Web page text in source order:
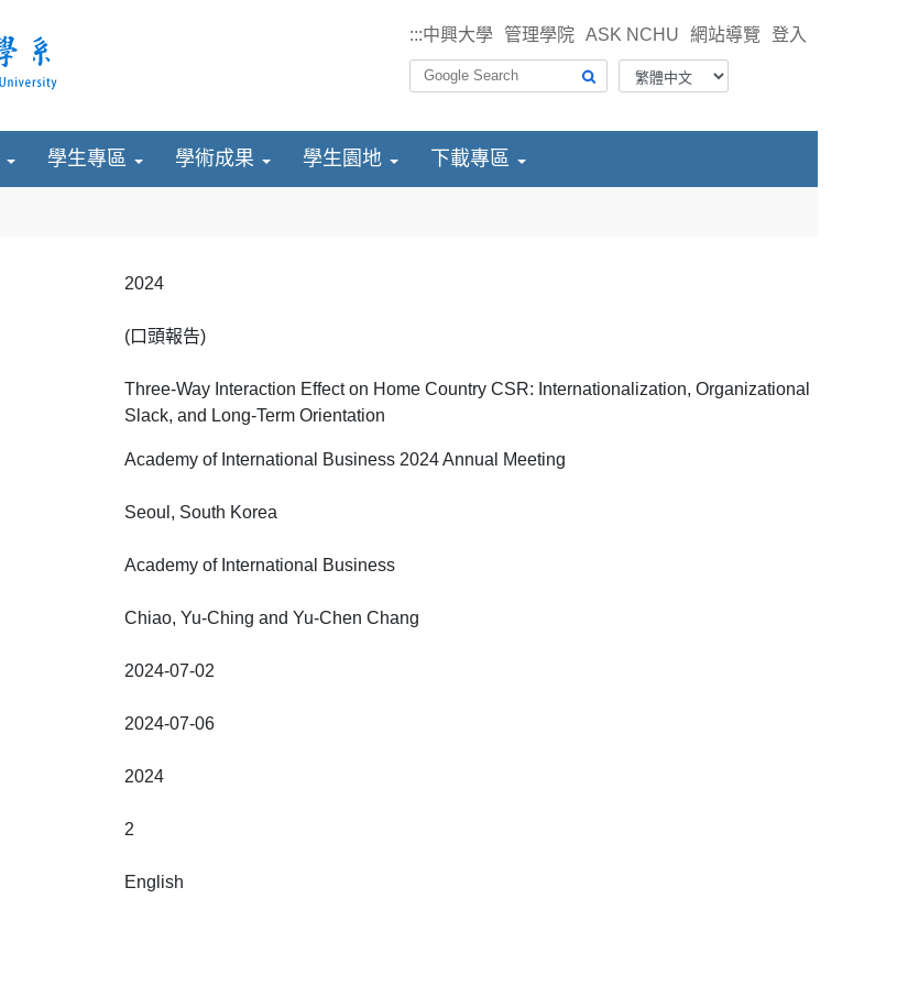
:::中興大學 管理學院 ASK NCHU 網站導覽 登入
學生專區 學術成果 學生園地 下載專區
2024
(口頭報告)
Three-Way Interaction Effect on Home Country CSR: Internationalization, Organizational
Slack, and Long-Term Orientation
Academy of International Business 2024 Annual Meeting
Seoul, South Korea
Academy of International Business
Chiao, Yu-Ching and Yu-Chen Chang
2024-07-02
2024-07-06
2024
2
English